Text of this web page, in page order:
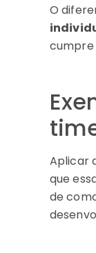
O
cumpre
Aplicar
que
de